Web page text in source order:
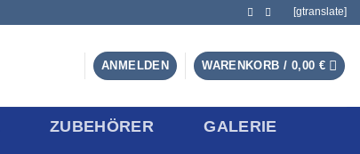
[gtranslate]
ANMELDEN WARENKORB / 0,00 €
ZUBEHÖRER GALERIE